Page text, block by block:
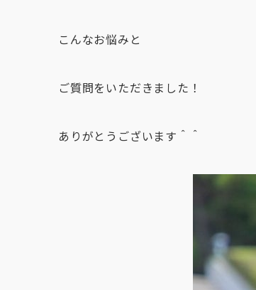
こんなお悩みと
ご質問をいただきました！
ありがとうございます＾＾